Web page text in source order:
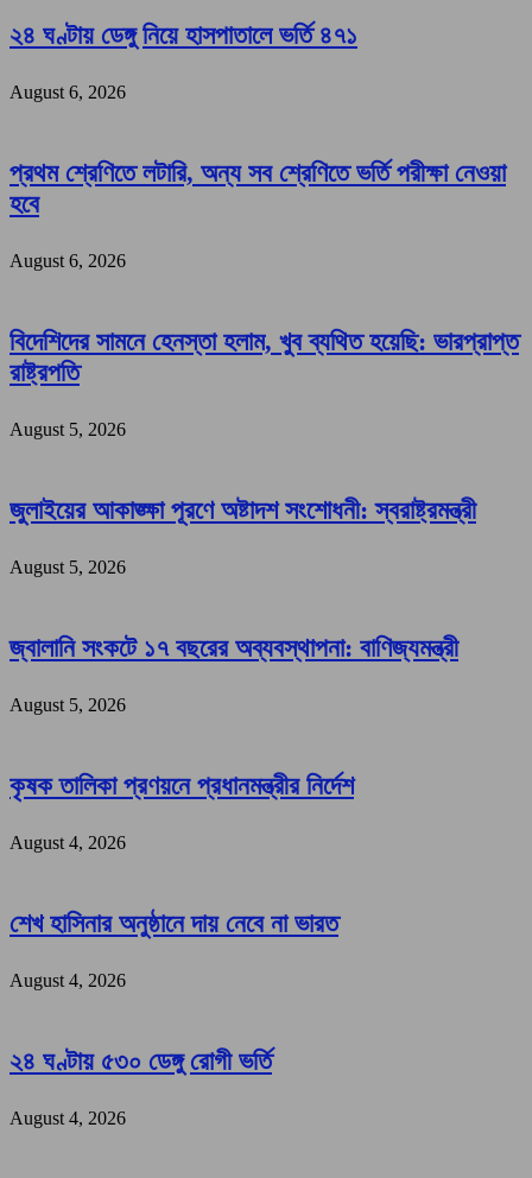
২৪ ঘণ্টায় ডেঙ্গু নিয়ে হাসপাতালে ভর্তি ৪৭১
August 6, 2026
প্রথম শ্রেণিতে লটারি, অন্য সব শ্রেণিতে ভর্তি পরীক্ষা নেওয়া
হবে
August 6, 2026
বিদেশিদের সামনে হেনস্তা হলাম, খুব ব্যথিত হয়েছি: ভারপ্রাপ্ত
রাষ্ট্রপতি
August 5, 2026
জুলাইয়ের আকাঙ্ক্ষা পূরণে অষ্টাদশ সংশোধনী: স্বরাষ্ট্রমন্ত্রী
August 5, 2026
জ্বালানি সংকটে ১৭ বছরের অব্যবস্থাপনা: বাণিজ্যমন্ত্রী
August 5, 2026
কৃষক তালিকা প্রণয়নে প্রধানমন্ত্রীর নির্দেশ
August 4, 2026
শেখ হাসিনার অনুষ্ঠানে দায় নেবে না ভারত
August 4, 2026
২৪ ঘণ্টায় ৫৩০ ডেঙ্গু রোগী ভর্তি
August 4, 2026